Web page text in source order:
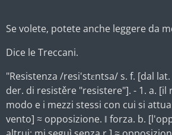
Se volete, potete anche leggere da
Dice le Treccani.
"Resistenza /resi'stɛntsa/ s. f. [dal
der. di resistěre "resistere"]. - 1. a. [il
modo e i mezzi stessi con cui si
vento] ≈ opposizione. ‖ forza. b.